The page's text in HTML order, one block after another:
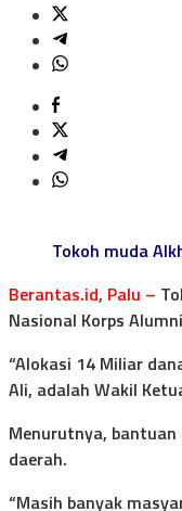
Tokoh muda
Berantas.id, Palu –
Nasional Korps
“Alokasi 14 Miliar
Ali, adalah Wakil
Menurutnya,
daerah.
“Masih banyak